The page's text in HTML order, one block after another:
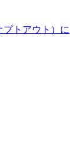
トアウト）に